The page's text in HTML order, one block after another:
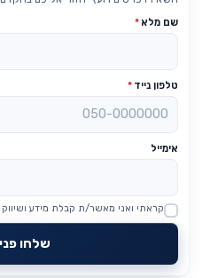
שם מלא*
טלפון נייד *
אימייל
Website
קראתי ואני מאשר/ת קבלת מידע ושיווק
שלחו